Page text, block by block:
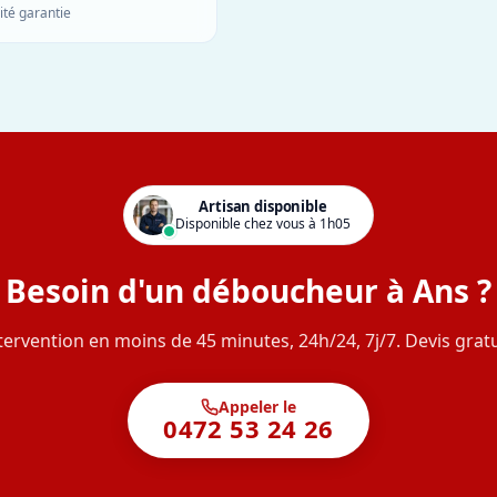
garantie
Artisan disponible
Disponible chez vous à 1h05
Besoin d'un déboucheur à Ans ?
en moins de 45 minutes, 24h/24, 7j/7. Devis
Appeler le
0472 53 24 26